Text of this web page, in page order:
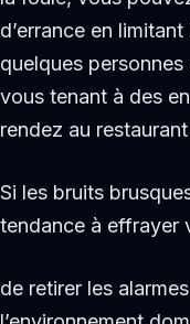
d’errance en
quelques
vous tenant à des
rendez au
Si les bruits
tendance à effrayer
de retirer les